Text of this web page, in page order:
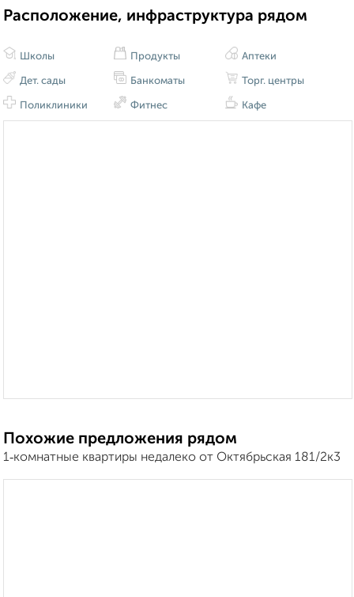
Расположение, инфраструктура рядом
Школы
Дет. сады
Поликлиники
Продукты
Банкоматы
Фитнес
Аптеки
Торг. центры
Кафе
Похожие предложения рядом
1‑комнатные квартиры недалеко от Октябрьская 181/2к3